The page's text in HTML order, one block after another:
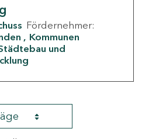
Fördernehmer:
Kommunen
und